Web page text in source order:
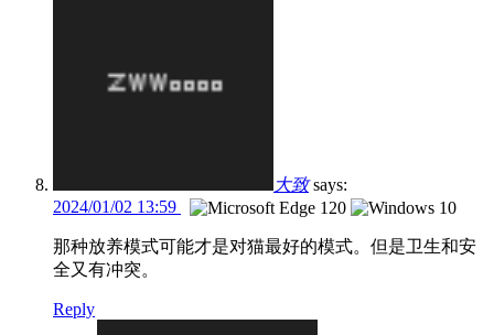
大致 says:
2024/01/02 13:59
那种放养模式可能才是对猫最好的模式。但是卫生和安
全又有冲突。
Reply